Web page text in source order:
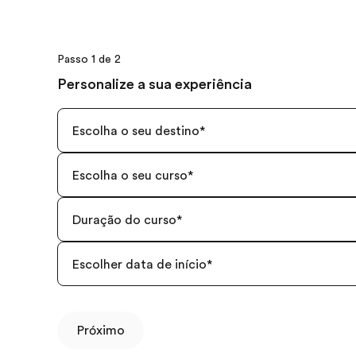
Passo 1 de 2
Personalize a sua experiência
Escolha o seu destino*
Escolha o seu curso*
Duração do curso*
Escolher data de início*
Próximo